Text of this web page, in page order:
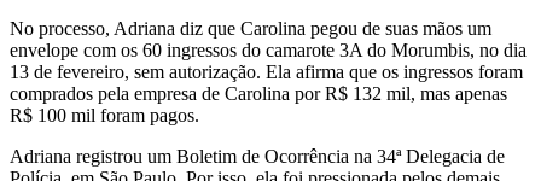
No processo, Adriana diz que Carolina pegou de suas mãos um
envelope com os 60 ingressos do camarote 3A do Morumbis, no dia
13 de fevereiro, sem autorização. Ela afirma que os ingressos foram
comprados pela empresa de Carolina por R$ 132 mil, mas apenas
R$ 100 mil foram pagos.
Adriana registrou um Boletim de Ocorrência na 34ª Delegacia de